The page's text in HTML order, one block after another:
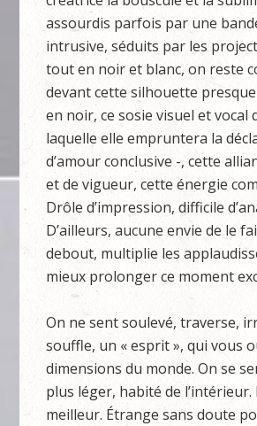
assourdis parfois par une
intrusive, séduits par les
tout en noir et blanc, on reste
devant cette silhouette
en noir, ce sosie visuel et vocal
laquelle elle empruntera la
d’amour conclusive -, cette
et de vigueur, cette énergie
Drôle d’impression, difficile
D’ailleurs, aucune envie de le
debout, multiplie les
mieux prolonger ce moment
On ne sent soulevé, traverse,
souffle, un « esprit », qui vous
dimensions du monde. On se
plus léger, habité de l’intérieur.
meilleur. Étrange sans doute